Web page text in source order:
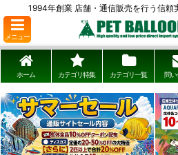
1994年創業 店舗・通信販売を行う信頼
メニュー
ホーム カテゴリ特集 カテゴリ一覧 問